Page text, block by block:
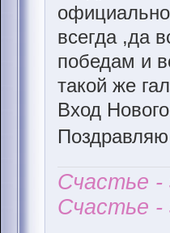
всегда ,да
победам и
такой же
Вход
Счастье
Счастье